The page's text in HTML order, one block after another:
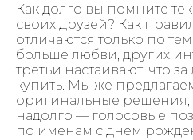
Как долго вы помните
своих друзей? Как
отличаются только по
больше любви, других
третьи настаивают, что
купить. Мы же
оригинальные решения,
надолго — голосовые
по именам с днем